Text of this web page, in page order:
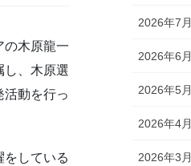
の木原龍一
し、木原選
活動を行っ
をしている
2026年7月
2026年6月
2026年5月
2026年4月
2026年3月